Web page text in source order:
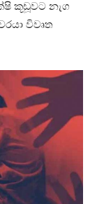
කූඩූවට නැග
විවෘත